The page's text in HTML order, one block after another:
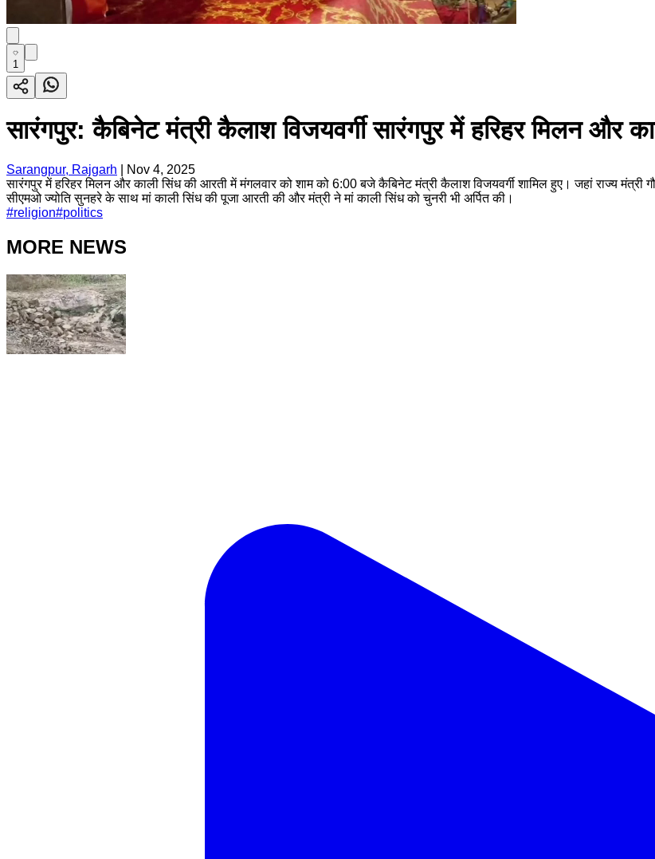
1
सारंगपुर: कैबिनेट मंत्री कैलाश विजयवर्गी सारंगपुर में हरिहर मिलन और
Sarangpur, Rajgarh
Nov 4, 2025
सारंगपुर में हरिहर मिलन और काली सिंध की आरती में मंगलवार को शाम को 6:00 बजे कैबिनेट मंत्री कैलाश विजयवर्गी शामिल हुए। जहां राज्य मंत्री
सीएमओ ज्योति सुनहरे के साथ मां काली सिंध की पूजा आरती की और मंत्री ने मां काली सिंध को चुनरी भी अर्पित की।
#religion#politics
MORE NEWS